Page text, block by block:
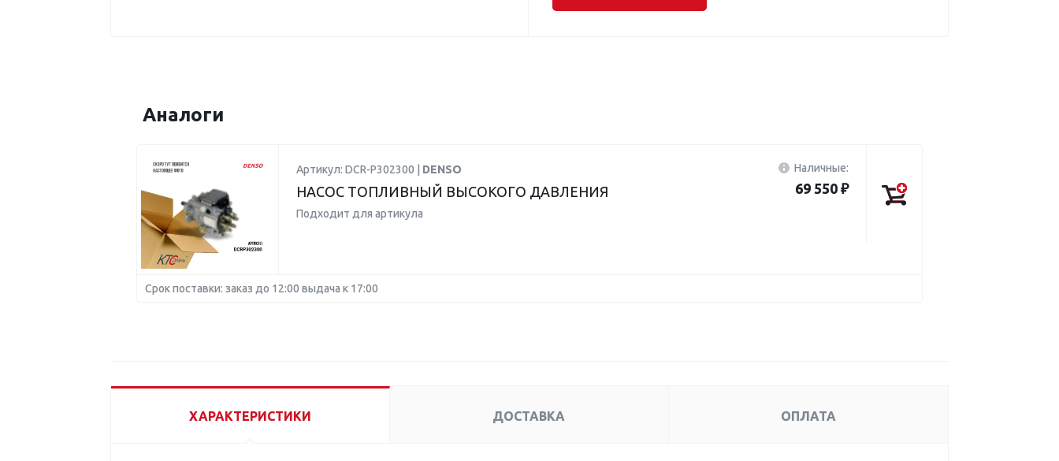
Аналоги
Артикул: DCR-P302300 | DENSO
НАСОС ТОПЛИВНЫЙ ВЫСОКОГО ДАВЛЕНИЯ
Подходит для артикула
Наличные:
69 550 ₽
Срок поставки: заказ до 12:00 выдача к 17:00
ХАРАКТЕРИСТИКИ ДОСТАВКА ОПЛАТА